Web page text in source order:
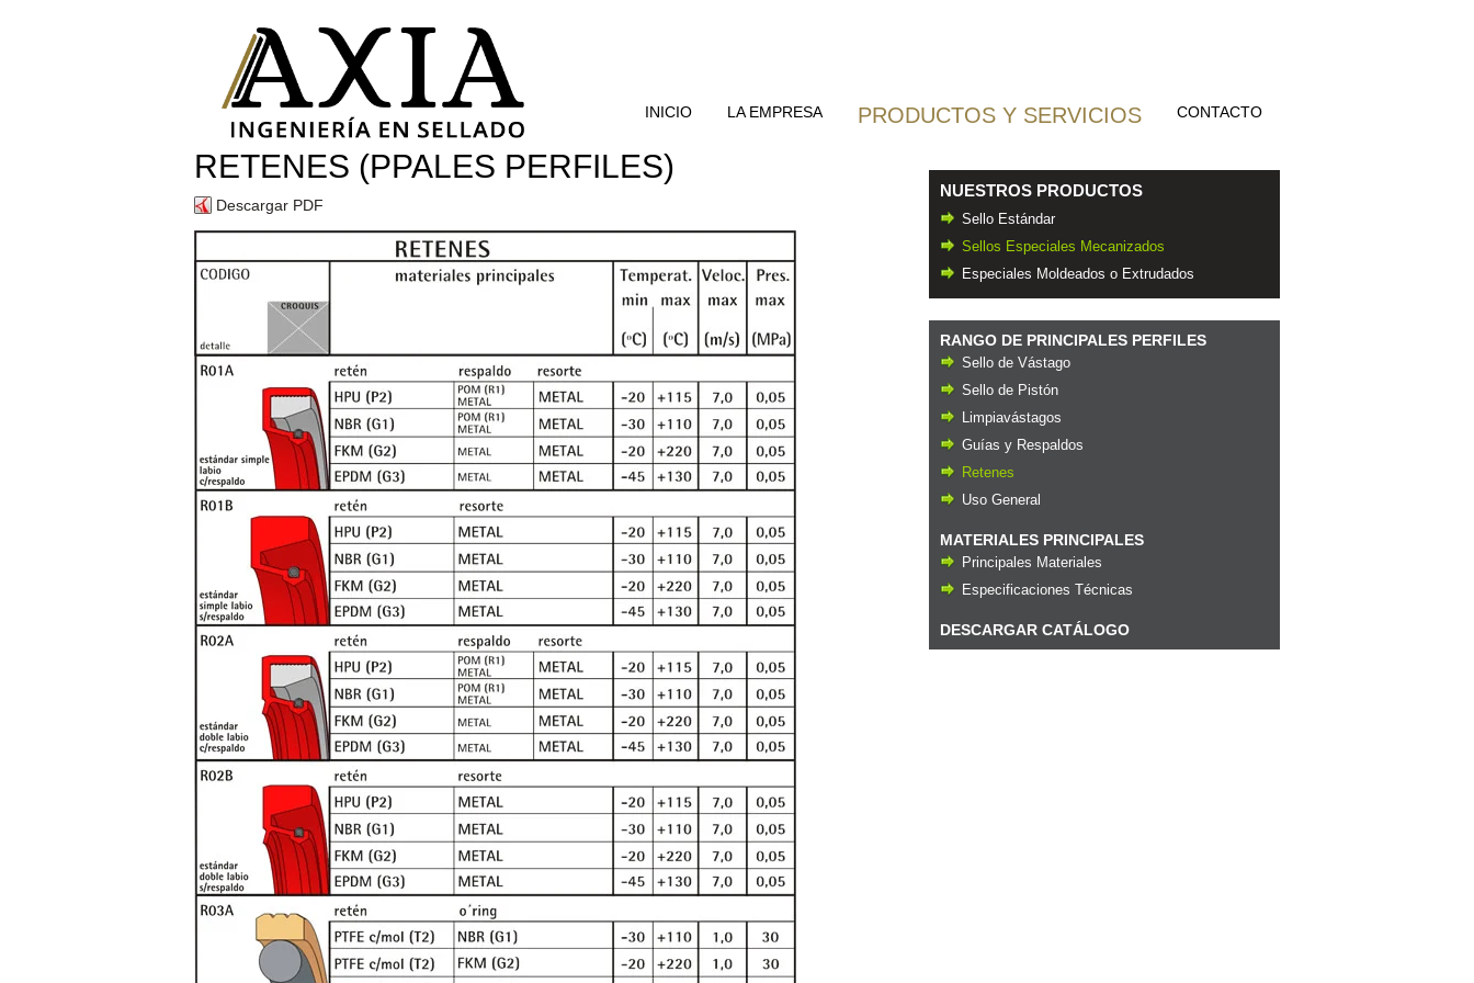
INICIO LA EMPRESA PRODUCTOS Y SERVICIOS CONTACTO
RETENES (PPALES PERFILES)
Descargar PDF
NUESTROS PRODUCTOS
Sello Estándar
Sellos Especiales Mecanizados
Especiales Moldeados o Extrudados
RANGO DE PRINCIPALES PERFILES
Sello de Vástago
Sello de Pistón
Limpiavástagos
Guías y Respaldos
Retenes
Uso General
MATERIALES PRINCIPALES
Principales Materiales
Especificaciones Técnicas
DESCARGAR CATÁLOGO